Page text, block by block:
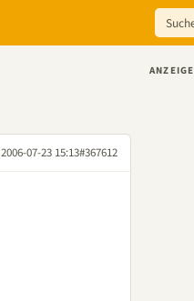
2006-07-23 15:13#367612
ANZEIGE